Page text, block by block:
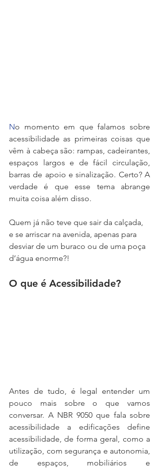
No momento em que falamos sobre
acessibilidade as primeiras coisas que
vêm à cabeça são: rampas, cadeirantes,
espaços largos e de fácil circulação,
barras de apoio e sinalização. Certo? A
verdade é que esse tema abrange
muita coisa além disso.
Quem já não teve que sair da calçada,
e se arriscar na avenida, apenas para
desviar de um buraco ou de uma poça
d’água enorme?!
O que é Acessibilidade?
Antes de tudo, é legal entender um
pouco mais sobre o que vamos
conversar. A NBR 9050 que fala sobre
acessibilidade a edificações define
acessibilidade, de forma geral, como a
utilização, com segurança e autonomia,
de espaços, mobiliários e